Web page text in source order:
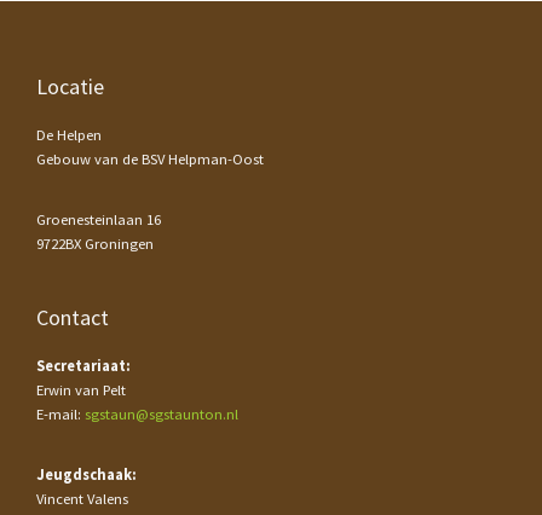
Footer
Locatie
De Helpen
Gebouw van de BSV Helpman-Oost
Groenesteinlaan 16
9722BX Groningen
Contact
Secretariaat:
Erwin van Pelt
E-mail: sgstaun@sgstaunton.nl
Jeugdschaak:
Vincent Valens